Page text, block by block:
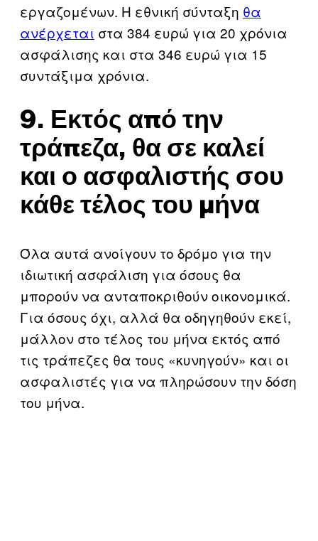
εργαζομένων. Η εθνική σύνταξη θα
ανέρχεται στα 384 ευρώ για 20 χρόνια
ασφάλισης και στα 346 ευρώ για 15
συντάξιμα χρόνια.
9. Εκτός από την
τράπεζα, θα σε καλεί
και ο ασφαλιστής σου
κάθε τέλος του μήνα
Όλα αυτά ανοίγουν το δρόμο για την
ιδιωτική ασφάλιση για όσους θα
μπορούν να ανταποκριθούν οικονομικά.
Για όσους όχι, αλλά θα οδηγηθούν εκεί,
μάλλον στο τέλος του μήνα εκτός από
τις τράπεζες θα τους «κυνηγούν» και οι
ασφαλιστές για να πληρώσουν την δόση
του μήνα.